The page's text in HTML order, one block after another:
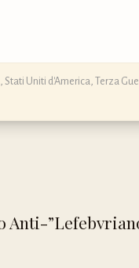
Stati Uniti d'America Terza
Anti-